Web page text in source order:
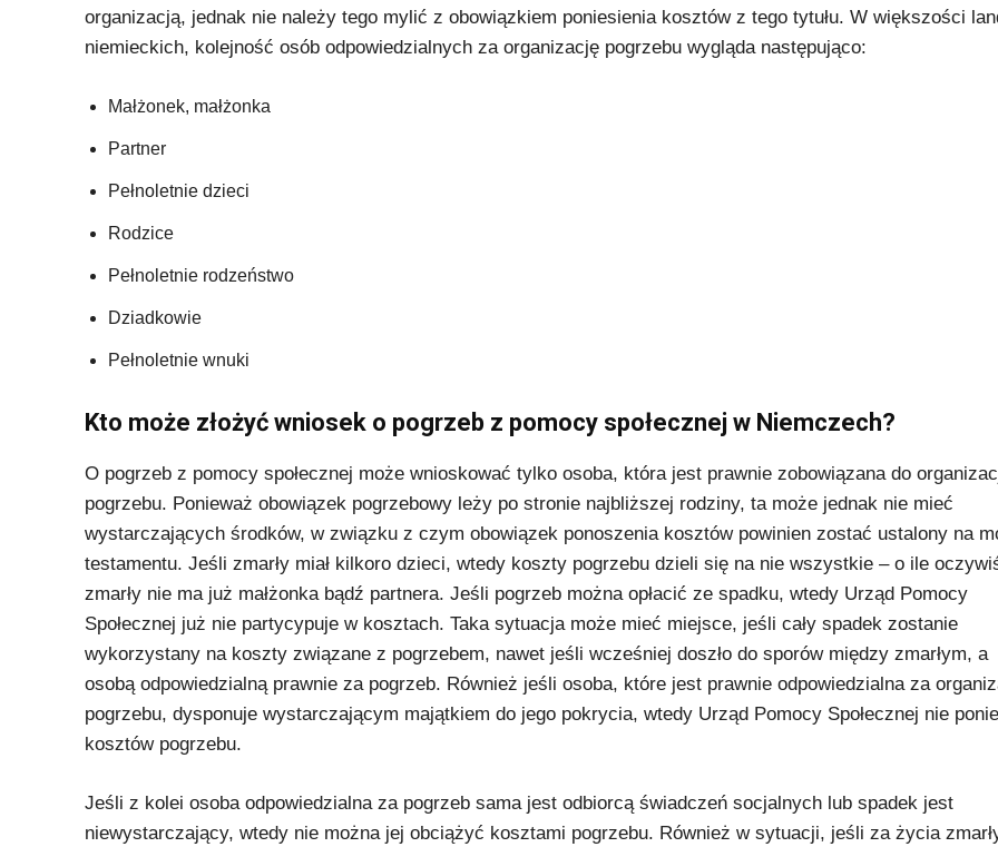
organizacją, jednak nie należy tego mylić z obowiązkiem poniesienia kosztów z tego tytułu. W większości
niemieckich, kolejność osób odpowiedzialnych za organizację pogrzebu wygląda następująco:
Małżonek, małżonka
Partner
Pełnoletnie dzieci
Rodzice
Pełnoletnie rodzeństwo
Dziadkowie
Pełnoletnie wnuki
Kto może złożyć wniosek o pogrzeb z pomocy społecznej w Niemczech?
O pogrzeb z pomocy społecznej może wnioskować tylko osoba, która jest prawnie zobowiązana do
pogrzebu. Ponieważ obowiązek pogrzebowy leży po stronie najbliższej rodziny, ta może jednak nie mieć
wystarczających środków, w związku z czym obowiązek ponoszenia kosztów powinien zostać ustalony na
testamentu. Jeśli zmarły miał kilkoro dzieci, wtedy koszty pogrzebu dzieli się na nie wszystkie – o ile
zmarły nie ma już małżonka bądź partnera. Jeśli pogrzeb można opłacić ze spadku, wtedy Urząd Pomocy
Społecznej już nie partycypuje w kosztach. Taka sytuacja może mieć miejsce, jeśli cały spadek zostanie
wykorzystany na koszty związane z pogrzebem, nawet jeśli wcześniej doszło do sporów między zmarłym, a
osobą odpowiedzialną prawnie za pogrzeb. Również jeśli osoba, które jest prawnie odpowiedzialna za
pogrzebu, dysponuje wystarczającym majątkiem do jego pokrycia, wtedy Urząd Pomocy Społecznej nie
kosztów pogrzebu.
Jeśli z kolei osoba odpowiedzialna za pogrzeb sama jest odbiorcą świadczeń socjalnych lub spadek jest
niewystarczający, wtedy nie można jej obciążyć kosztami pogrzebu. Również w sytuacji, jeśli za życia